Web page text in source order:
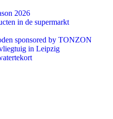
2026
in de supermarkt
sponsored by TONZON
in Leipzig